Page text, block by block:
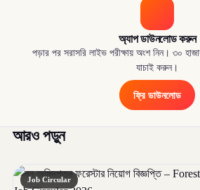
অ্যাপ ডাউনলোড করুন
পড়ার পর সরাসরি লাইভ পরীক্ষায় অংশ নিন। ৩০
যাচাই করুন।
ফ্রি ডাউনলোড
আরও পড়ুন
Job Circular